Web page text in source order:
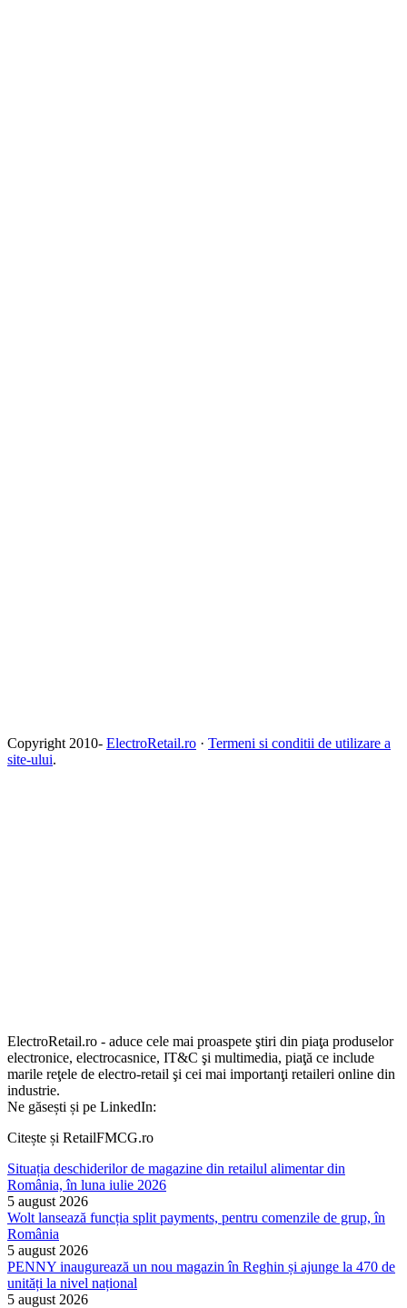
Copyright 2010- ElectroRetail.ro · Termeni si conditii de utilizare a
site-ului.
ElectroRetail.ro - aduce cele mai proaspete ştiri din piaţa produselor
electronice, electrocasnice, IT&C şi multimedia, piaţă ce include
marile reţele de electro-retail şi cei mai importanţi retaileri online din
industrie.
Ne găsești și pe LinkedIn:
Citește și RetailFMCG.ro
Situația deschiderilor de magazine din retailul alimentar din
România, în luna iulie 2026
5 august 2026
Wolt lansează funcția split payments, pentru comenzile de grup, în
România
5 august 2026
PENNY inaugurează un nou magazin în Reghin și ajunge la 470 de
unități la nivel național
5 august 2026